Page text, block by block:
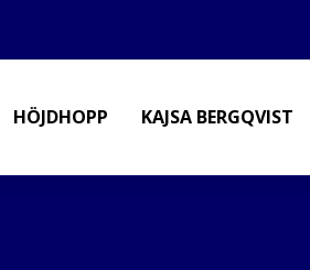
HÖJDHOPP KAJSA BERGQVIST